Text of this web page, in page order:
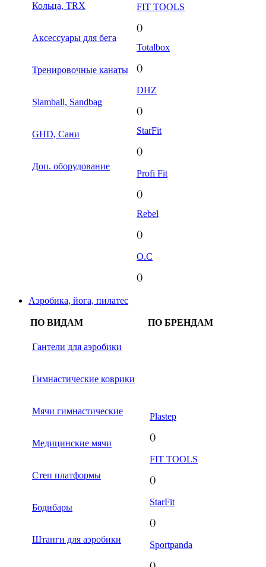
Кольца, TRX
Аксессуары для бега
Тренировочные канаты
Slamball, Sandbag
GHD, Сани
Доп. оборудование
FIT TOOLS
()
Totalbox
()
DHZ
()
StarFit
()
Profi Fit
()
Rebel
()
O.C
()
Аэробика, йога, пилатес
ПО ВИДАМ ПО БРЕНДАМ
Гантели для аэробики
Гимнастические коврики
Мячи гимнастические
Медицинские мячи
Степ платформы
Бодибары
Штанги для аэробики
Plastep
()
FIT TOOLS
()
StarFit
()
Sportpanda
()